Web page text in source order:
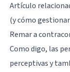
Artículo
(y cómo
Remar a
Como digo, las
perceptivas y